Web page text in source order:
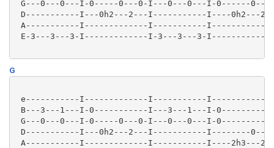
G---0---0---I-0-----0---0-I---0---0---I-0------0---
D-----------I---0h2---2---I-----------I----0h2---
A-----------I-------------I-----------
E-3---3---3-I-------------I-3---3---3-
G
e-----------I-------------I-----------
B---3---1---I-0-----------I---3---1---I-
G---0---0---I-0-----0---0-I---0---0---I-
D-----------I---0h2---2---I-----------I--------
A-----------I-------------I-----------I----2h3---2-